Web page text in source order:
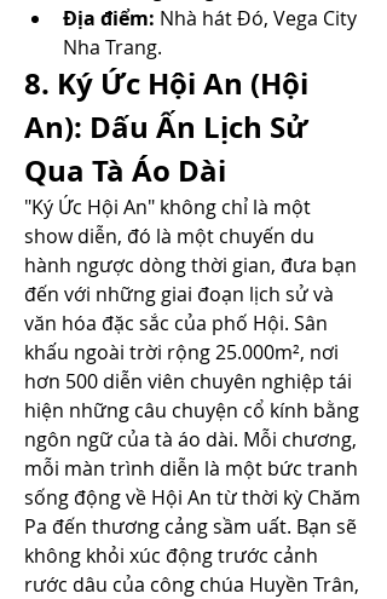
Địa điểm: Nhà hát Đó, Vega City
Nha Trang.
8. Ký Ức Hội An (Hội
An): Dấu Ấn Lịch Sử
Qua Tà Áo Dài
"Ký Ức Hội An" không chỉ là một
show diễn, đó là một chuyến du
hành ngược dòng thời gian, đưa bạn
đến với những giai đoạn lịch sử và
văn hóa đặc sắc của phố Hội. Sân
khấu ngoài trời rộng 25.000m², nơi
hơn 500 diễn viên chuyên nghiệp tái
hiện những câu chuyện cổ kính bằng
ngôn ngữ của tà áo dài. Mỗi chương,
mỗi màn trình diễn là một bức tranh
sống động về Hội An từ thời kỳ Chăm
Pa đến thương cảng sầm uất. Bạn sẽ
không khỏi xúc động trước cảnh
rước dâu của công chúa Huyền Trân,